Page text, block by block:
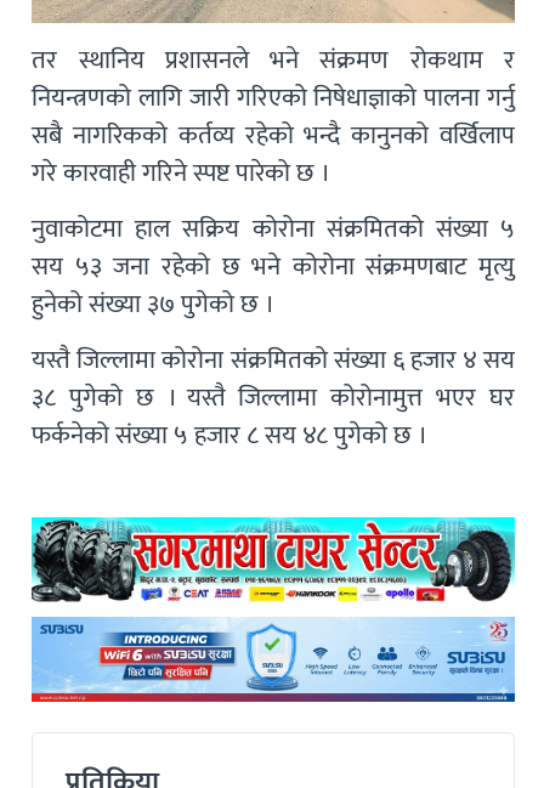
तर स्थानिय प्रशासनले भने संक्रमण रोकथाम र
नियन्त्रणको लागि जारी गरिएको निषेधाज्ञाको पालना गर्नु
सबै नागरिकको कर्तव्य रहेको भन्दै कानुनको वर्खिलाप
गरे कारवाही गरिने स्पष्ट पारेको छ ।
नुवाकोटमा हाल सक्रिय कोरोना संक्रमितको संख्या ५
सय ५३ जना रहेको छ भने कोरोना संक्रमणबाट मृत्यु
हुनेको संख्या ३७ पुगेको छ ।
यस्तै जिल्लामा कोरोना संक्रमितको संख्या ६ हजार ४ सय
३८ पुगेको छ । यस्तै जिल्लामा कोरोनामुत्त भएर घर
फर्कनेको संख्या ५ हजार ८ सय ४८ पुगेको छ ।